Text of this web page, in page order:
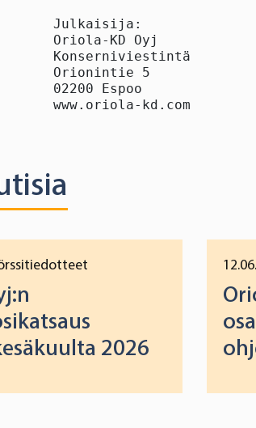
Julkaisija:
Oriola-KD Oyj
Konserniviestintä
Orionintie 5
02200 Espoo
www.oriola-kd.com
2026